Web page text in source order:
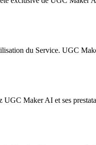
du Service. UGC
Maker AI et ses